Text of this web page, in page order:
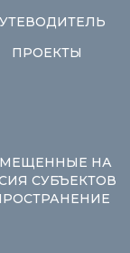
ПРОЕКТЫ
НА
СУБЪЕКТОВ